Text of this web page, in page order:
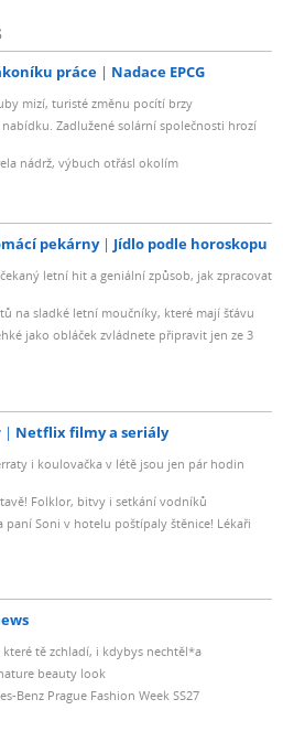
práce Nadace EPCG
mizí, turisté změnu pocítí brzy
Zadlužené solární společnosti hrozí
nádrž, výbuch otřásl okolím
pekárny Jídlo podle horoskopu
letní hit a geniální způsob, jak zpracovat
na sladké letní moučníky, které mají šťávu
jako obláček zvládnete připravit jen ze 3
Netflix filmy a seriály
i koulovačka v létě jsou jen pár hodin
Folklor, bitvy i setkání vodníků
Soni v hotelu poštípaly štěnice! Lékaři
které tě zchladí, i kdybys nechtěl*a
beauty look
Benz Prague Fashion Week SS27